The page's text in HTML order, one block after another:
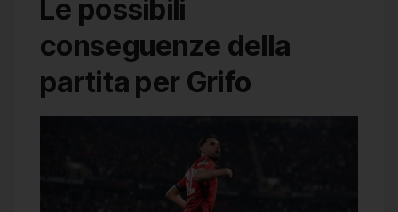
Le possibili
conseguenze della
partita per Grifo